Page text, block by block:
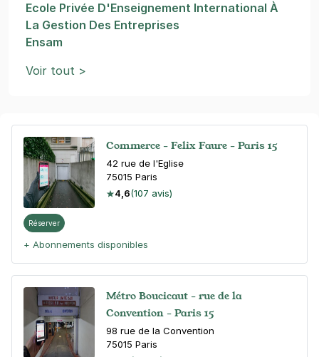
Commerce - Felix Faure - Paris 15
42 rue de l'Eglise
75015 Paris
4,6(107 avis)
Réserver
+ Abonnements disponibles
Métro Boucicaut - rue de la
Convention - Paris 15
98 rue de la Convention
75015 Paris
Ecole Privée D'Enseignement International À
La Gestion Des Entreprises
Ensam
Voir tout >